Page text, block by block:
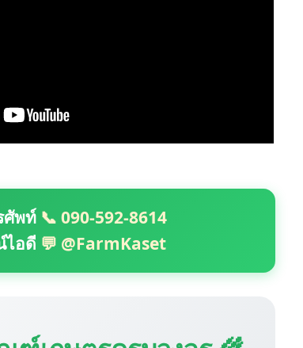
ศัพท์ 📞 090-592-8614
ไอดี 💬 @FarmKaset